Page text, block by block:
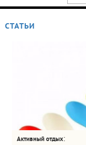
СТАТЬИ
Активный отдых: